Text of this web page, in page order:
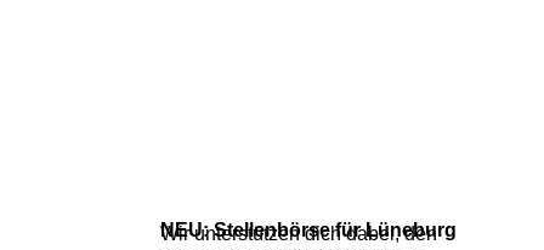
NEU: Stellenbörse für Lüneburg
Wir unterstützen dich dabei, den